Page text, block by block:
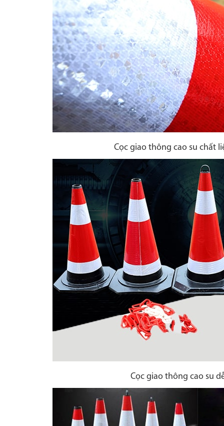
Cọc giao thông cao su chất
Cọc giao thông cao su